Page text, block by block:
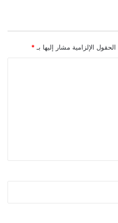
الحقول الإلزامية مشار إليها بـ *